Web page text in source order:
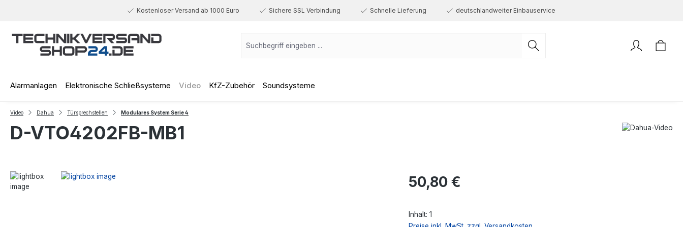
Kostenloser Versand ab 1000 Euro Sichere SSL Verbindung Schnelle Lieferung deutschlandweiter Einbauservice
Alarmanlagen Elektronische Schließsysteme Video KfZ-Zubehör Soundsysteme
Video Dahua Türsprechstellen Modulares System Serie 4
D-VTO4202FB-MB1
Regulärer Preis:
50,80 €
Inhalt: 1